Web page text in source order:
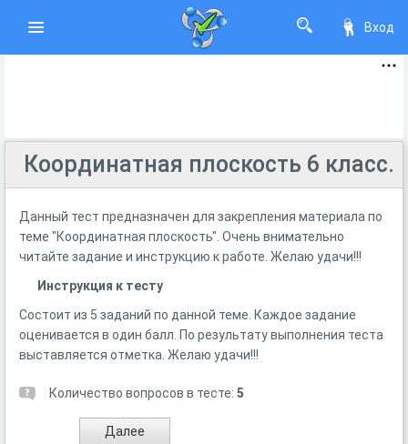
Вход
Координатная плоскость 6 класс.
Данный тест предназначен для закрепления материала по
теме "Координатная плоскость". Очень внимательно
читайте задание и инструкцию к работе. Желаю удачи!!!
Инструкция к тесту
Состоит из 5 заданий по данной теме. Каждое задание
оценивается в один балл. По результату выполнения теста
выставляется отметка. Желаю удачи!!!
Количество вопросов в тесте: 5